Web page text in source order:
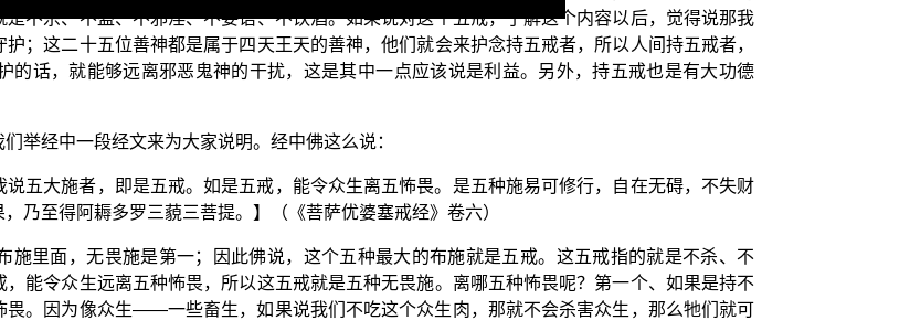
不杀、不盗、不邪淫、不妄语、不饮酒。如果说对这个五戒，了解这个内容以后，觉得说那我
；这二十五位善神都是属于四天王天的善神，他们就会来护念持五戒者，所以人间持五戒者，
的话，就能够远离邪恶鬼神的干扰，这是其中一点应该说是利益。另外，持五戒也是有大功德
举经中一段经文来为大家说明。经中佛这么说：
说五大施者，即是五戒。如是五戒，能令众生离五怖畏。是五种施易可修行，自在无碍，不失财
乃至得阿耨多罗三藐三菩提。】（《菩萨优婆塞戒经》卷六）
施里面，无畏施是第一；因此佛说，这个五种最大的布施就是五戒。这五戒指的就是不杀、不
能令众生远离五种怖畏，所以这五戒就是五种无畏施。离哪五种怖畏呢？第一个、如果是持不
畏。因为像众生——一些畜生，如果说我们不吃这个众生肉，那就不会杀害众生，那么牠们就可